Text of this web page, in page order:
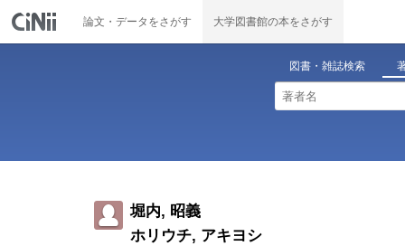
論文・データをさがす 大学図書館の本をさがす
図書・雑誌検索
堀内, 昭義
ホリウチ, アキヨシ